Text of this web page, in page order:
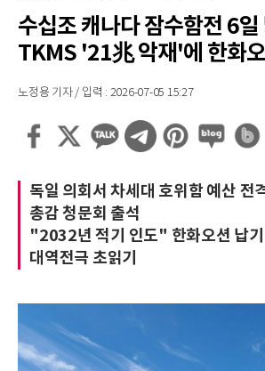
수십조 캐나다 잠수함전 6
TKMS '21兆 악재'에 한화
노정용 기자 / 입력 : 2026-07-05 15:27
독일 의회서 차세대 호위함 예산
총감 청문회 출석
"2032년 적기 인도" 한화오션 납
대역전극 초읽기